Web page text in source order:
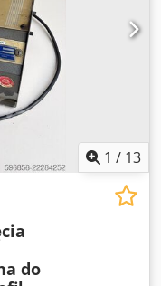
1 / 13
do